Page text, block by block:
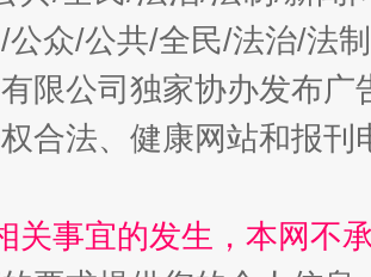
公众/公共/全民/法治/法
有限公司独家协办发布
合法、健康网站和报
关事宜的发生，本网不